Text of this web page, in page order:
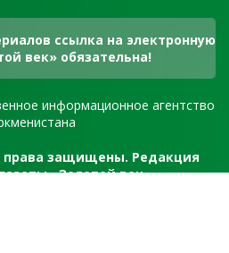
ссылка на электронную
век» обязательна!
информационное агентство
права защищены. Редакция
«Золотой век»